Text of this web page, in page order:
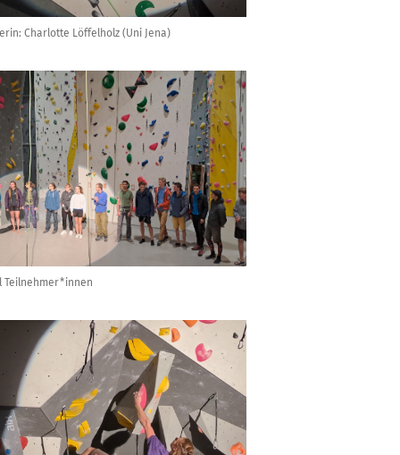
Charlotte Löffelholz (Uni Jena)
Teilnehmer*innen